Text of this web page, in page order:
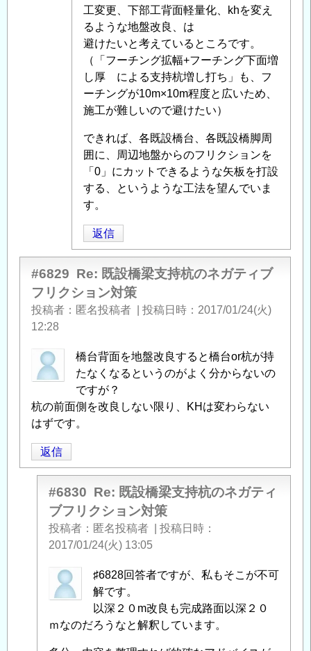
ク
シ
ョ
ン
対
策」
へ
返
信
工変更、下部工背面軽量化、khを変え
るような地盤改良、は
避けたいと考えているところです。
（「フーチング拡幅+フーチング下面増
し厚 による支持杭増し打ち」も、フ
ーチングが10m×10m程度と広いため、
施工が難しいので避けたい）
できれば、各既設橋台、各既設橋脚周
囲に、周辺地盤からのフリクションを
「0」にカットできるような矢板を打設
する、というような工法を望んでいま
す。
返信
#6829 Re: 既設橋梁支持杭のネガティブ
フリクション対策
投稿者 匿名投稿者 投稿日時
2017/01/24(火)
12:28
橋台背面を地盤改良すると橋台or杭が持
たなくなるというのがよく分からないの
ですが？
杭の前面側を改良しない限り、KHは変わらない
はずです。
返信
#6830 Re: 既設橋梁支持杭のネガティ
ブフリクション対策
投稿者 匿名投稿者
投稿日時
2017/01/24(火) 13:05
匿
名
稿
♯6828回答者ですが、私もそこが不可
解です。
以深２０m改良も完成路面以深２０
ｍなのだろうなと解釈しています。